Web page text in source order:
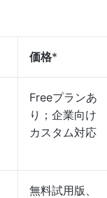
価格*
Freeプランあ
り；企業向け
カスタム対応
無料試用版、